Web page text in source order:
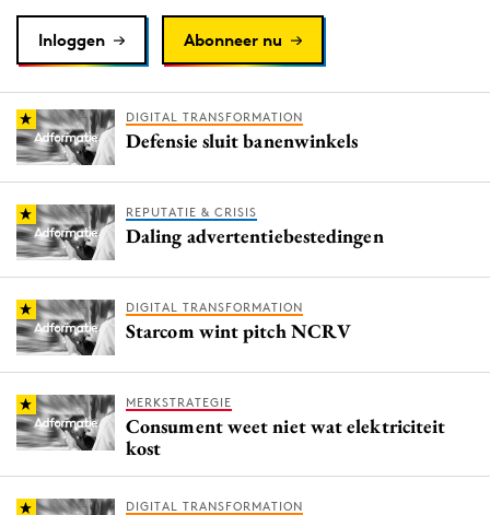
Inloggen Abonneer nu
DIGITAL TRANSFORMATION
Defensie sluit banenwinkels
REPUTATIE & CRISIS
Daling advertentiebestedingen
DIGITAL TRANSFORMATION
Starcom wint pitch NCRV
MERKSTRATEGIE
Consument weet niet wat elektriciteit
kost
DIGITAL TRANSFORMATION